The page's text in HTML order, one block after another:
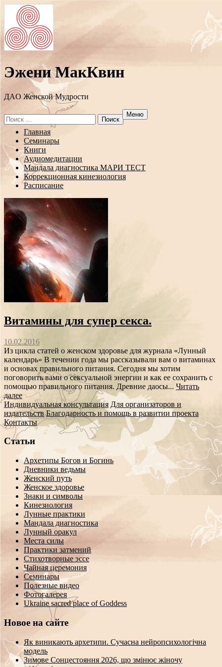
Эжени МакКвин
ДAO Женской Мудрости
Search
for:
Меню
Перейти
содержанию
Главная
Семинары
Книги
Аудиомедитации
Мандала диагностика МАРИ ТЕСТ
Коррекционная кинезиология
Расписание
Витамины для супер секса.
10.02.2016
Из цикла статей о женском здоровье для журнала «Лунный
календарь» В течении года мы рассказывали вам о витаминах
и основах правильного питания. Сегодня мы хотим
поговорить вами о сексуальной энергии и как ее сохранить с
помощью правильного питания. Древние даосы... Читать
далее
Индивидуальная консультация Для организаторов и
издательств Благодарность и помощь в развитии проекта
Контакты
Статьи
Архетипы Богов и Богинь
Дневники ведьмы
Женский путь
Женское здоровье
Знаки и символы
Кинезиология
Лунные практики
Мандала диагностика
Лунный оракул
Места силы
Практики затмений
Стихотворные эссе
Чайная церемония
Семинары
Полезные видео
Фотогалерея
Ukraine sacred place of Goddess
Новое на сайте
Як виникають архетипи. Сучасна нейропсихологічна
модель
Зимове Сонцестояння 2026, що змінює жіночу